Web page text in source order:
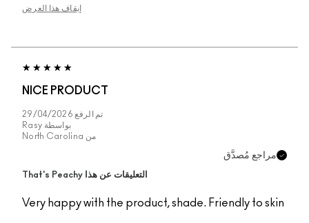
إيقاف هذا العرض
NICE PRODUCT
29/04/2026
Rasy
North Carolina
مُصدَّق
التعليقات عن هذا That's Peachy
Very happy with the product, shade. Friendly to